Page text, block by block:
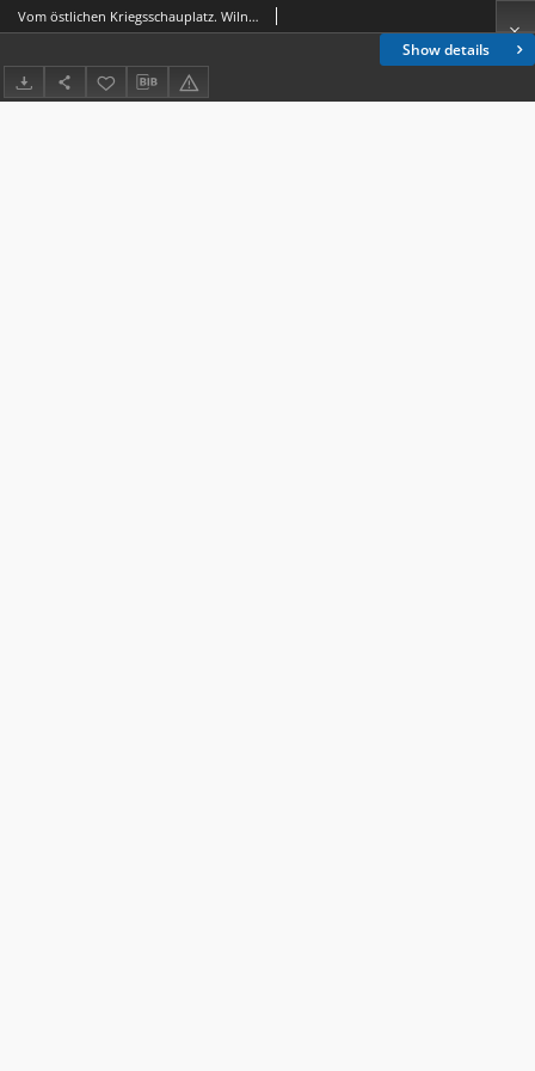
Show details
Vom östlichen Kriegsschauplatz. Wilna. deutsche Benzinstation am Kathedralenplatz. (Z frontu wschodniego. Wilno. Niemiecka stacja benzynowa na Placu Katedralnym)